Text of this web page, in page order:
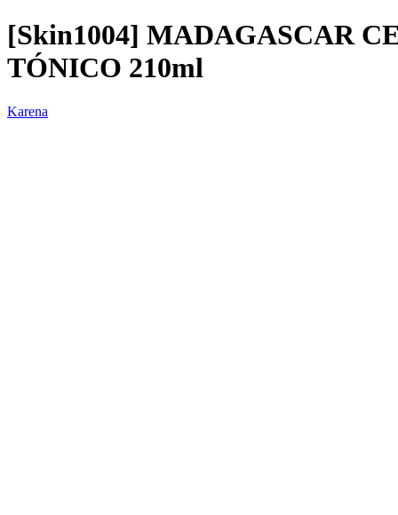
[Skin1004] MADAGASCAR
TÓNICO 210ml
Karena